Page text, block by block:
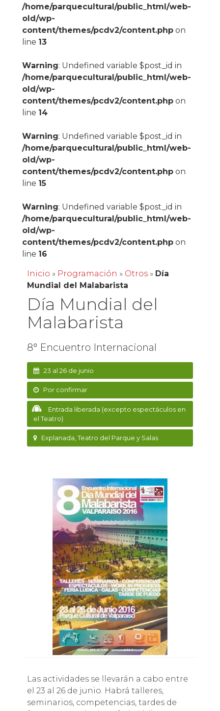
/home/parquecultural/public_html/web-
old/wp-
content/themes/pcdv2/content.phpon
line 13
Warning: Undefined variable $post_id in
/home/parquecultural/public_html/web-
old/wp-
content/themes/pcdv2/content.phpon
line 14
Warning: Undefined variable $post_id in
/home/parquecultural/public_html/web-
old/wp-
content/themes/pcdv2/content.phpon
line 15
Warning: Undefined variable $post_id in
/home/parquecultural/public_html/web-
old/wp-
content/themes/pcdv2/content.phpon
line 16
Inicio » Programación » Otros» Día
Mundial del Malabarista
Día Mundial del
Malabarista
8° Encuentro Internacional
23 al 26 de junio
Por confirmar
Entrada liberada (excepto espectáculos en
el Teatro)
Explanada, Teatro del Parque y Salas
Las actividades se llevarán a cabo entre
el 23 al 26 de junio. Habrá talleres,
seminarios, competencias, tardes de